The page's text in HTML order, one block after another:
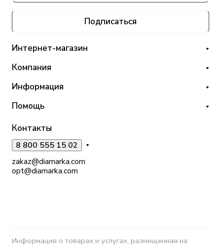
Подписаться
Интернет-магазин
Компания
Информация
Помощь
Контакты
8 800 555 15 02
zakaz@diamarka.com
opt@diamarka.com
Информация о товарах и услугах, размещенная на